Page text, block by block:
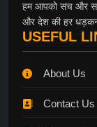
हम आपको सच और
और देश की हर धड़कन
USEFUL
About Us
Contact Us